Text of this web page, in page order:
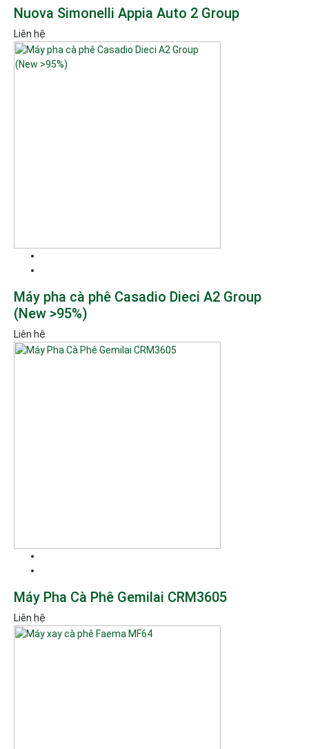
Nuova Simonelli Appia Auto 2 Group
Liên hệ
Máy pha cà phê Casadio Dieci A2 Group
(New >95%)
Liên hệ
Máy Pha Cà Phê Gemilai CRM3605
Liên hệ